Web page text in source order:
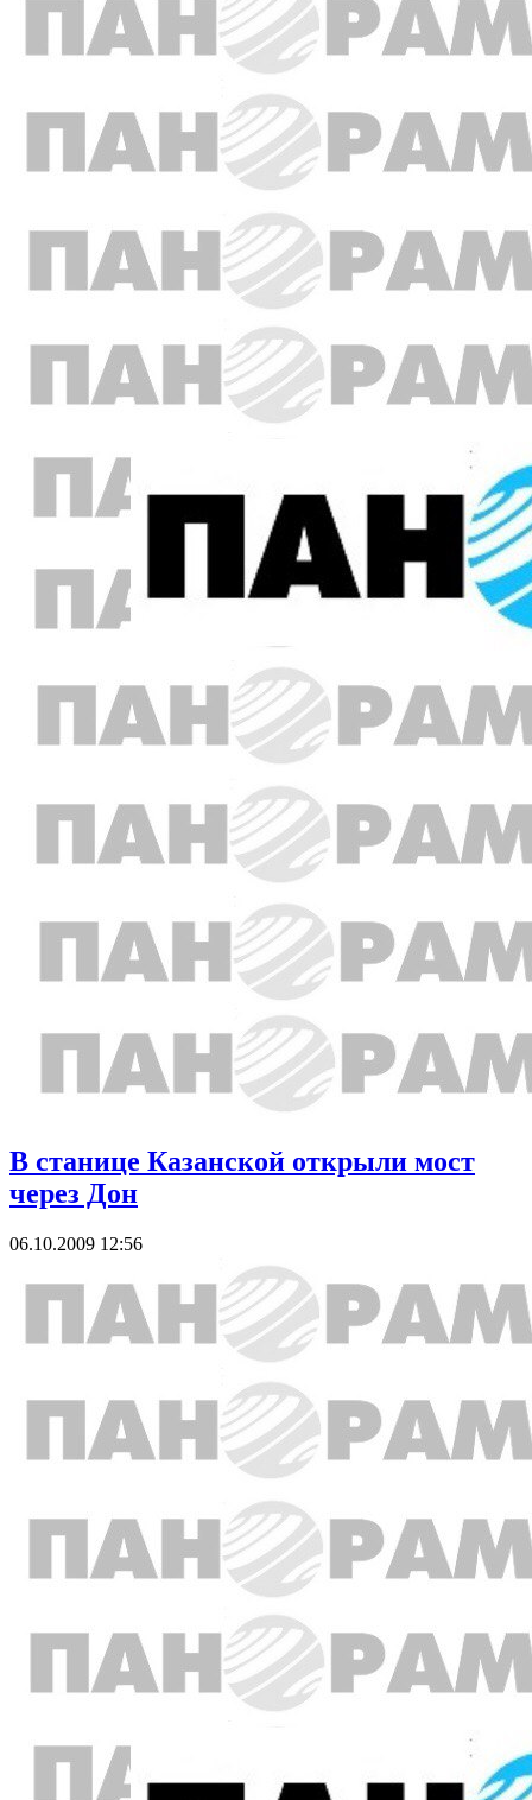
В станице Казанской открыли мост
через Дон
06.10.2009 12:56